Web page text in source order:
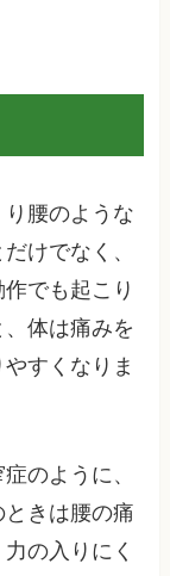
腰のような
けでなく、
でも起こり
体は痛みを
すくなりま
のように、
きは腰の痛
の入りにく